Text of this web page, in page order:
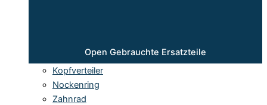
Open Gebrauchte Ersatzteile
Kopfverteiler
Nockenring
Zahnrad